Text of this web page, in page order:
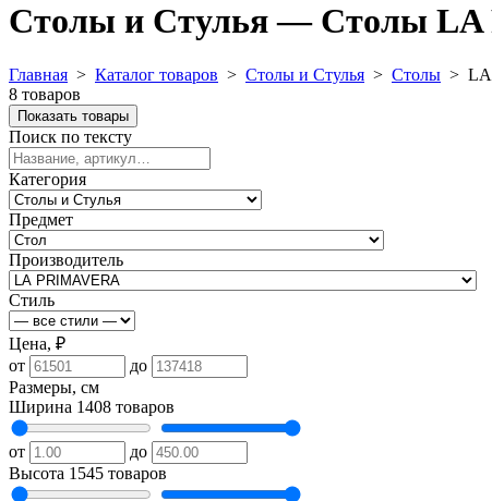
Столы и Стулья — Столы LA
Главная > Каталог товаров > Столы и Стулья > Столы >
8 товаров
Показать товары
Поиск по тексту
Категория
Предмет
Производитель
Стиль
Цена, ₽
от
до
Размеры, см
Ширина 1408 товаров
от
до
Высота 1545 товаров